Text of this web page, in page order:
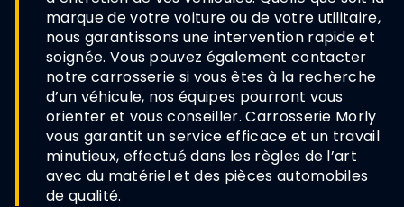
marque de votre voiture ou de votre utilitaire,
nous garantissons une intervention rapide et
soignée. Vous pouvez également contacter
notre carrosserie si vous êtes à la recherche
d’un véhicule, nos équipes pourront vous
orienter et vous conseiller. Carrosserie Morly
vous garantit un service efficace et un travail
minutieux, effectué dans les règles de l’art
avec du matériel et des pièces automobiles
de qualité.